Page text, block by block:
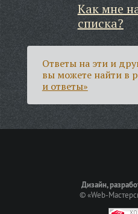
Как мне
списка?
Ответы на эти и
вы можете найти в
и ответы»
Дизайн,
©«Web-